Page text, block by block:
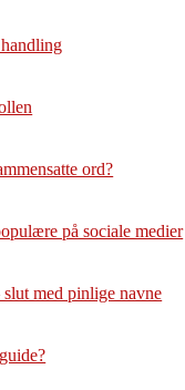
ord?
på sociale medier
med pinlige navne